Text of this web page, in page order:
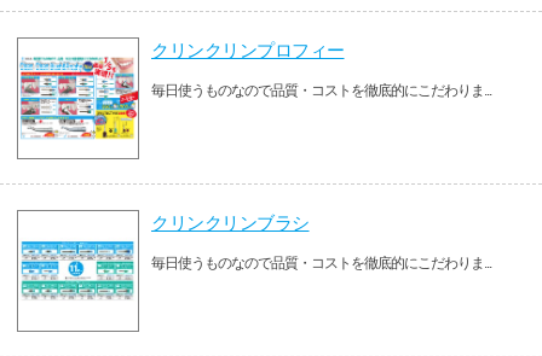
クリンクリンプロフィー
毎日使うものなので品質・コストを徹底的にこだわりま...
クリンクリンブラシ
毎日使うものなので品質・コストを徹底的にこだわりま...